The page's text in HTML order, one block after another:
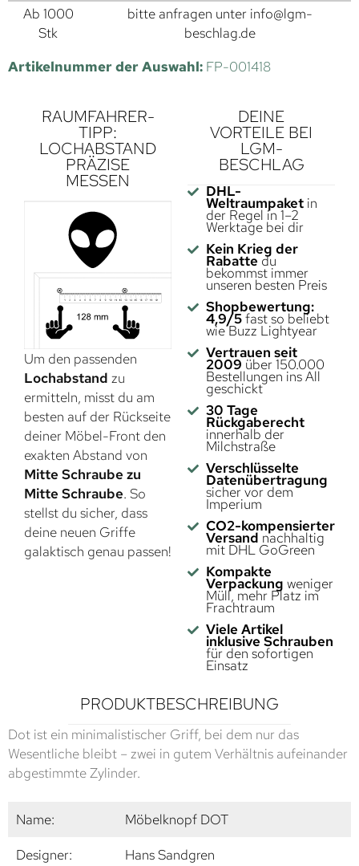
Ab 1000
Stk
bitte anfragen unter info@lgm-
beschlag.de
Artikelnummer der Auswahl: FP-001418
RAUMFAHRER-
TIPP:
LOCHABSTAND
PRÄZISE
MESSEN
Um den passenden
Lochabstand zu
ermitteln, misst du am
besten auf der Rückseite
deiner Möbel-Front den
exakten Abstand von
Mitte Schraube zu
Mitte Schraube. So
stellst du sicher, dass
deine neuen Griffe
galaktisch genau passen!
DEINE
VORTEILE BEI
LGM-
BESCHLAG
DHL-
Weltraumpaketin
der Regel in 1–2
Werktage bei dir
Kein Krieg der
Rabatte du
bekommst immer
unseren besten Preis
Shopbewertung:
4,9/5fast so beliebt
wie Buzz Lightyear
Vertrauen seit
2009 über 150.000
Bestellungen ins All
geschickt
30 Tage
Rückgaberecht
innerhalb der
Milchstraße
Verschlüsselte
Datenübertragung
sicher vor dem
Imperium
CO2-kompensierter
Versand nachhaltig
mit DHL GoGreen
Kompakte
Verpackung weniger
Müll, mehr Platz im
Frachtraum
Viele Artikel
inklusive Schrauben
für den sofortigen
Einsatz
PRODUKTBESCHREIBUNG
Dot ist ein minimalistischer Griff, bei dem nur das
Wesentliche bleibt – zwei in gutem Verhältnis aufeinander
abgestimmte Zylinder.
Name:
Möbelknopf DOT
Designer:
Hans Sandgren